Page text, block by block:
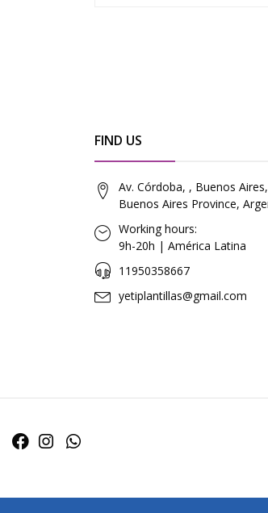
FIND US
Av. Córdoba, , Buenos Aires,
Buenos Aires Province,
Working hours:
9h-20h | América Latina
11950358667
yetiplantillas@gmail.com